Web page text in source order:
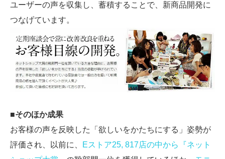
ユーザーの声を収集し、蓄積することで、新商品開発に
つなげています。
■そのほか成果
お客様の声を反映した「欲しいをかたちにする」姿勢が
評価され、以前に、
Eストア25, 817店の中から『ネット